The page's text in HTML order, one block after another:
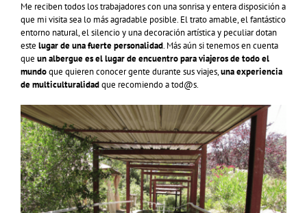
Me reciben todos los trabajadores con una sonrisa y entera disposición a
que mi visita sea lo más agradable posible. El trato amable, el fantástico
entorno natural, el silencio y una decoración artística y peculiar dotan
este lugar de una fuerte personalidad. Más aún si tenemos en cuenta
que un albergue es el lugar de encuentro para viajeros de todo el
mundoque quieren conocer gente durante sus viajes,una experiencia
de multiculturalidadque recomiendo a tod@s.